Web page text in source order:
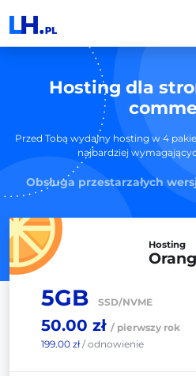
Hosting dla
Przed Tobą wydajny hosting w 4
najbardziej
Obsługa przestarzałych
Hosting
5GB SSD/NVME
50.00 zł / pierwszy rok
199.00 zł/ odnowienie